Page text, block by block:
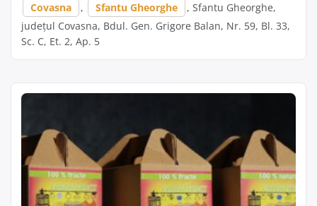
Covasna , Sfantu Gheorghe
, Sfantu Gheorghe,
județul Covasna, Bdul. Gen. Grigore Balan, Nr. 59, Bl. 33,
Sc. C, Et. 2, Ap. 5